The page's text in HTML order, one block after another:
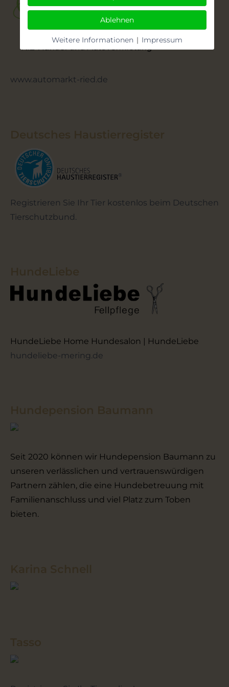
www.automarkt-ried.de
Registrieren Sie Ihr Tier kostenlos beim Deutschen
Tierschutzbund.
HundeLiebe Home Hundesalon | HundeLiebe
hundeliebe-mering.de
Seit 2020 können wir Hundepension Baumann zu
unseren verlässlichen und vertrauenswürdigen
Partnern zählen, die eine Hundebetreuung mit
Familienanschluss und viel Platz zum Toben
bieten.
Ablehnen
Weitere Informationen | Impressum